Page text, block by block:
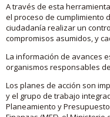
A través de esta
el proceso de cumplimiento
ciudadanía realizar un
compromisos asumidos, y
La información de avances
organismos responsables
Los planes de acción son
y el grupo de trabajo
Planeamiento y